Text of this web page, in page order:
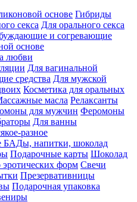
основе Гибриды
секса Для орального секса
и согревающие
основе
любви
Для вагинальной
средства Для мужской
Косметика для оральных
масла Релаксанты
для мужчин Феромоны
Для ванны
разное
БАДы, напитки, шоколад
Подарочные карты Шоколад
форм Свечи
Презервативницы
Подарочная упаковка